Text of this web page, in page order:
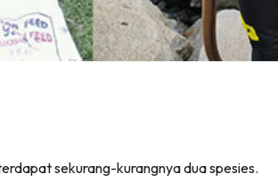
sekurang-kurangnya dua spesies.